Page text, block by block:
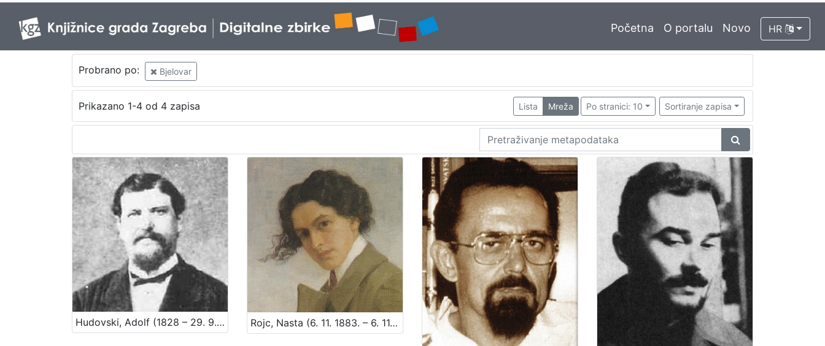
Početna O portalu Novo HR
Probrano po: Bjelovar
Prikazano 1-4 od 4 zapisa Lista Mreža Po stranici: 10 Sortiranje zapisa
Hudovski, Adolf (1828 – 29. 9. 1900.) Rojc, Nasta (6. 11. 1883. – 6. 11. 1964.)